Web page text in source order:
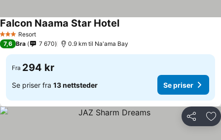
3 StjernerResort
Falcon Naama Star HotelSe priser
7,6 Bra 7 670 0.9 km til Na'ama Bay
Fra 294 kr
Se priser fra 13 nettsteder Se priser
Del